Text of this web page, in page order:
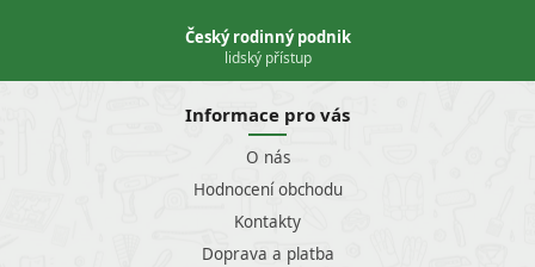
Český rodinný podnik
lidský přístup
Informace pro vás
O nás
Hodnocení obchodu
Kontakty
Doprava a platba